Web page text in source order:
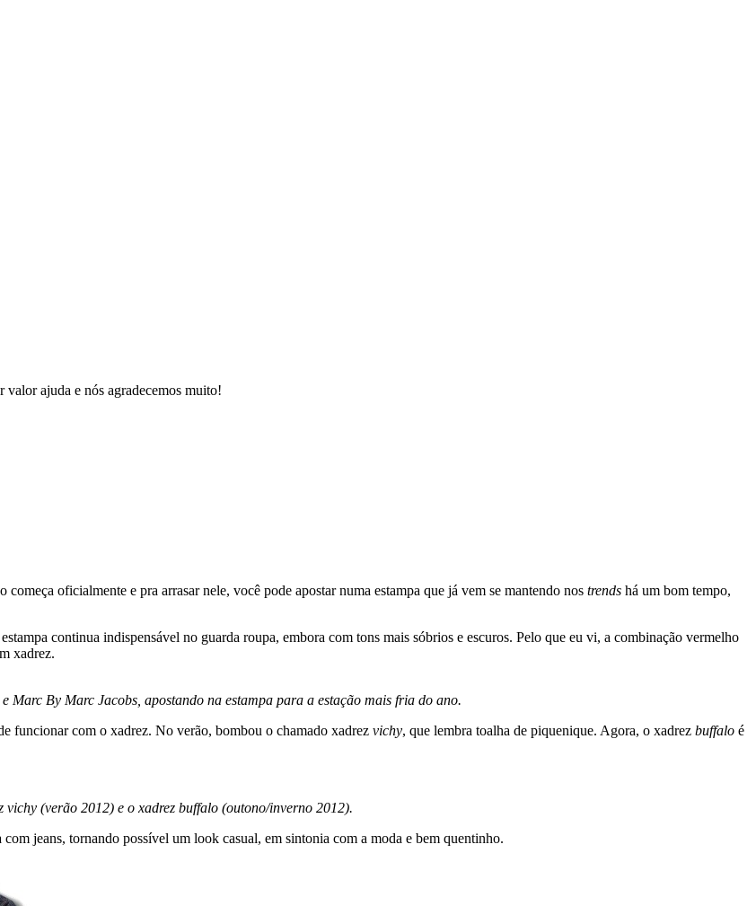
valor ajuda e nós agradecemos muito!
oficialmente e pra arrasar nele, você pode apostar numa estampa que já vem se mantendo nos trends há um bom tempo,
continua indispensável no guarda roupa, embora com tons mais sóbrios e escuros. Pelo que eu vi, a combinação vermelho
xadrez.
Marc By Marc Jacobs, apostando na estampa para a estação mais fria do ano.
funcionar com o xadrez. No verão, bombou o chamado xadrez vichy, que lembra toalha de piquenique. Agora, o xadrez buffalo é
vichy (verão 2012) e o xadrez buffalo (outono/inverno 2012).
jeans, tornando possível um look casual, em sintonia com a moda e bem quentinho.